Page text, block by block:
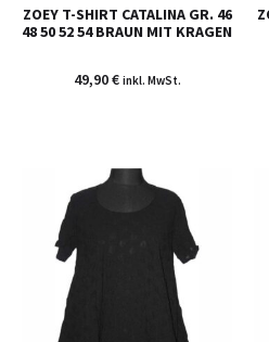
ZOEY T-SHIRT CATALINA GR. 46
48 50 52 54 BRAUN MIT KRAGEN
49,90€ inkl. MwSt.